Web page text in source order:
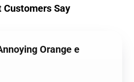
Customers Say
Orange e